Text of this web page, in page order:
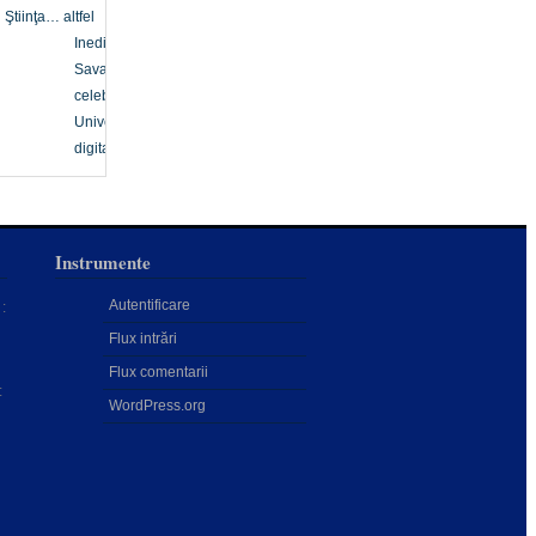
Ştiinţa… altfel
Inedit
Savanți
celebri
Univers
digital
:
:
Instrumente
Autentificare
Flux intrări
Flux comentarii
WordPress.org